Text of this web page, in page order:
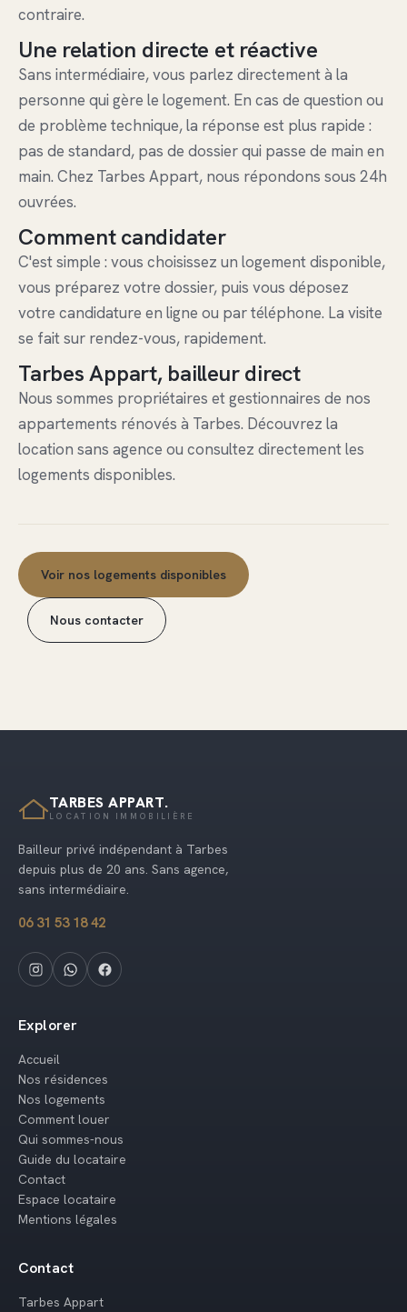
contraire.
Une relation directe et réactive
Sans intermédiaire, vous parlez directement à la
personne qui gère le logement. En cas de question ou
de problème technique, la réponse est plus rapide :
pas de standard, pas de dossier qui passe de main en
main. Chez Tarbes Appart, nous répondons sous 24h
ouvrées.
Comment candidater
C'est simple : vous choisissez un logement disponible,
vous préparez votre dossier, puis vous déposez
votre candidature en ligne ou par téléphone. La visite
se fait sur rendez-vous, rapidement.
Tarbes Appart, bailleur direct
Nous sommes propriétaires et gestionnaires de nos
appartements rénovés à Tarbes. Découvrez la
location sans agence ou consultez directementles
logements disponibles.
Voir nos logements disponibles
Nous contacter
TARBES APPART.
LOCATION IMMOBILIÈRE
Bailleur privé indépendant à Tarbes
depuis plus de 20 ans. Sans agence,
sans intermédiaire.
06 31 53 18 42
Explorer
Accueil
Nos résidences
Nos logements
Comment louer
Qui sommes-nous
Guide du locataire
Contact
Espace locataire
Mentions légales
Contact
Tarbes Appart